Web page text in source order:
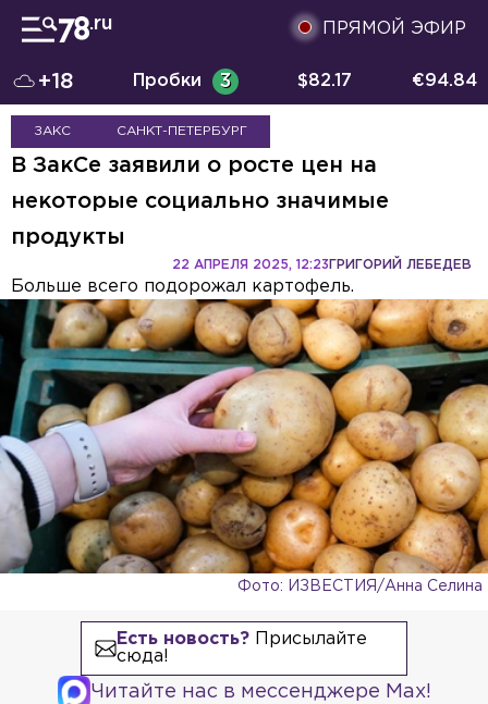
ПРЯМОЙ ЭФИР
+18 Пробки 3 $82.17 €94.84
ЗАКС САНКТ-ПЕТЕРБУРГ
В ЗакСе заявили о росте цен на
некоторые социально значимые
продукты
ГРИГОРИЙ ЛЕБЕДЕВ
22 АПРЕЛЯ 2025, 12:23
Больше всего подорожал картофель.
Фото: ИЗВЕСТИЯ/Анна Селина
Есть новость?Присылайте
сюда!
Читайте нас в мессенджере Max!